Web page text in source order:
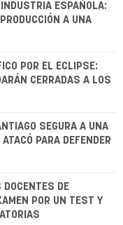
ESPAÑOLA:
A UNA
POR EL ECLIPSE:
CERRADAS A LOS
SEGURA A UNA
PARA DEFENDER
DOCENTES DE
POR UN TEST Y